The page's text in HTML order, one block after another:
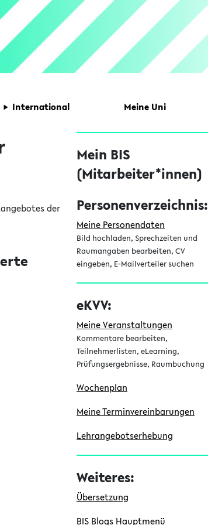
International Meine Uni
der
Mein BIS
(Mitarbeiter*innen)
Personenverzeichnis:
Meine Personendaten
Bild hochladen, Sprechzeiten und
Raumangaben bearbeiten, CV
eingeben, E-Mailverteiler suchen
eKVV:
Meine Veranstaltungen
Kommentare bearbeiten,
Teilnehmerlisten, eLearning,
Prüfungsergebnisse, Raumbuchung
Wochenplan
Meine Terminvereinbarungen
Lehrangebotserhebung
Weiteres:
Übersetzung
BIS Blogs Hauptmenü